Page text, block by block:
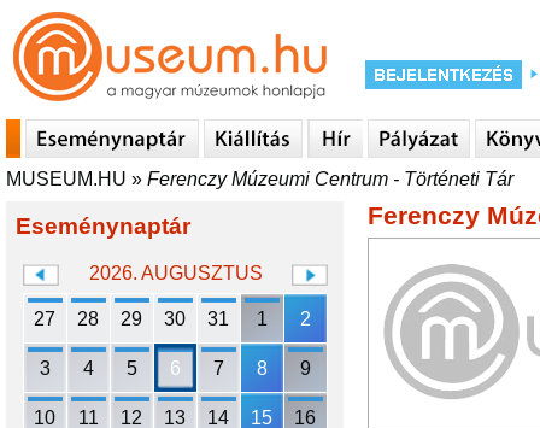
MUSEUM.HU » Ferenczy Múzeumi Centrum - Történeti Tár
Eseménynaptár
2026. AUGUSZTUS
27 28 29 30 31 1 2
3 4 5 6 7 8 9
10 11 12 13 14 15 16
Ferenczy